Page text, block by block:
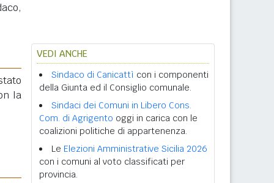
la
VEDI ANCHE
Sindaco di Canicattì con i componenti
della Giunta ed il Consiglio comunale.
Sindaci dei Comuni in Libero Cons.
Com. di Agrigento oggi in carica con le
coalizioni politiche di appartenenza.
Le Elezioni Amministrative Sicilia 2026
con i comuni al voto classificati per
provincia.